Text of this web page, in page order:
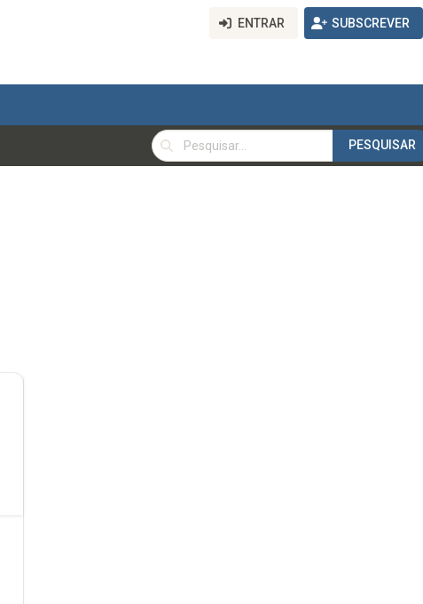
ENTRAR SUBSCREVER
PESQUISAR
PESQUISAR